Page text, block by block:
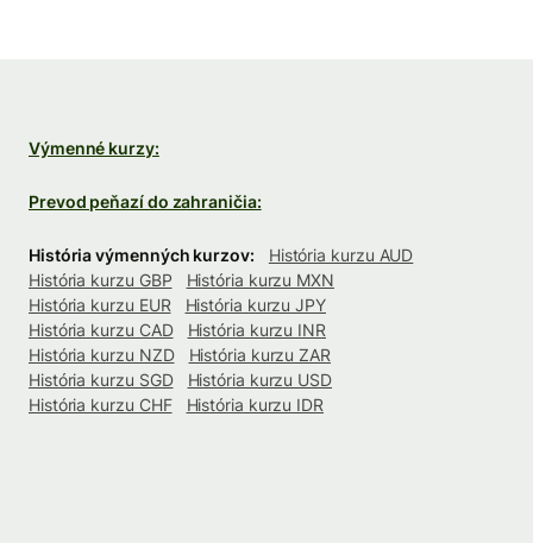
Výmenné kurzy:
Prevod peňazí do zahraničia:
História výmenných kurzov:
História kurzu AUD
História kurzu GBP
História kurzu MXN
História kurzu EUR
História kurzu JPY
História kurzu CAD
História kurzu INR
História kurzu NZD
História kurzu ZAR
História kurzu SGD
História kurzu USD
História kurzu CHF
História kurzu IDR